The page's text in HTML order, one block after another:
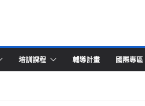
題館
培訓課程 輔導計畫 國際專區